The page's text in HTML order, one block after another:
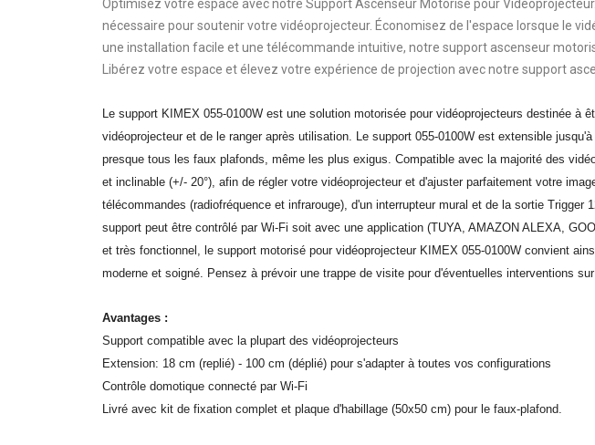
Optimisez votre espace avec notre Support Ascenseur Motorisé pour
nécessaire pour soutenir votre vidéoprojecteur. Économisez de l'espace lorsque le
une installation facile et une télécommande intuitive, notre support ascenseur
Libérez votre espace et élevez votre expérience de projection avec notre support
Le support KIMEX 055-0100W est une solution motorisée pour vidéoprojecteurs destinée
vidéoprojecteur et de le ranger après utilisation. Le support 055-0100W est extensible
presque tous les faux plafonds, même les plus exigus. Compatible avec la majorité des
et inclinable (+/- 20°), afin de régler votre vidéoprojecteur et d'ajuster parfaitement votre
télécommandes (radiofréquence et infrarouge), d'un interrupteur mural et de la sortie
support peut être contrôlé par Wi-Fi soit avec une application (TUYA, AMAZON ALEXA,
et très fonctionnel, le support motorisé pour vidéoprojecteur KIMEX 055-0100W convient
moderne et soigné. Pensez à prévoir une trappe de visite pour d'éventuelles interventions
Avantages :
Support compatible avec la plupart des vidéoprojecteurs
Extension: 18 cm (replié) - 100 cm (déplié) pour s'adapter à toutes vos configurations
Contrôle domotique connecté par Wi-Fi
Livré avec kit de fixation complet et plaque d'habillage (50x50 cm) pour le faux-plafond.